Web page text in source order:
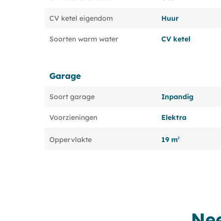
CV ketel eigendom Huur
Soorten warm water CV ketel
Garage
Soort garage Inpandig
Voorzieningen Elektra
Oppervlakte 19 m2